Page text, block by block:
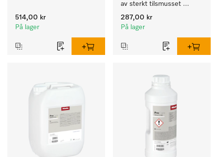
bestikk og glass.
514,00 kr
På lager
av sterkt tilsmusset
servise, bestikk og glass.
287,00 kr
På lager